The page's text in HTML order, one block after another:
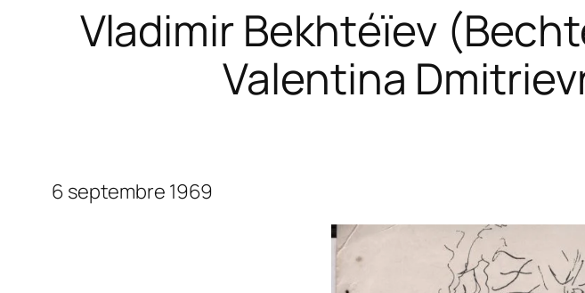
Vladimir Bekhtéïev
Valentina
6 septembre 1969